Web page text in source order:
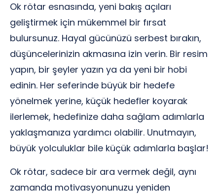
Ok rötar esnasında, yeni bakış açıları
geliştirmek için mükemmel bir fırsat
bulursunuz. Hayal gücünüzü serbest bırakın,
düşüncelerinizin akmasına izin verin. Bir resim
yapın, bir şeyler yazın ya da yeni bir hobi
edinin. Her seferinde büyük bir hedefe
yönelmek yerine, küçük hedefler koyarak
ilerlemek, hedefinize daha sağlam adımlarla
yaklaşmanıza yardımcı olabilir. Unutmayın,
büyük yolculuklar bile küçük adımlarla başlar!
Ok rötar, sadece bir ara vermek değil, aynı
zamanda motivasyonunuzu yeniden